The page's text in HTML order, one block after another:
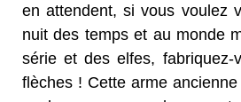
en attendent, si vous voulez
nuit des temps et au monde
série et des elfes,
flèches ! Cette arme